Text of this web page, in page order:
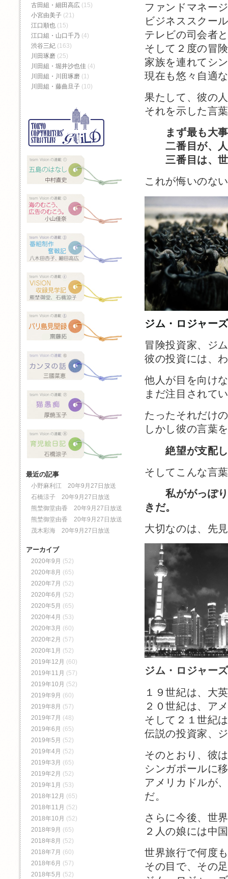
ファンドマネー
ビジネススクー
テレビの司会者
そして２度の冒
家族を連れてシ
現在も悠々自適
果たして、彼の
それを示した言
まず最も大
二番目が、人
三番目は、世
これが悔いのな
ジム・ロジャー
冒険投資家、ジ
彼の投資には、
他人が目を向け
まだ注目されて
たったそれだけ
しかし彼の言葉
絶望が支配
そしてこんな言
私ががっぽ
きだ。
大切なのは、先
ジム・ロジャー
１９世紀は、大
２０世紀は、ア
そして２１世紀
伝説の投資家、
そのとおり、彼
シンガポールに
アメリカドルが
だ。
さらに今後、世
２人の娘には中
世界旅行で何度
その目で、その
古田組・細田高広 (15)
小宮由美子 (21)
江口順也 (15)
江口組・山口千乃 (4)
渋谷三紀 (163)
川田琢磨 (25)
川田組・堀井沙也佳 (4)
川田組・川田琢磨 (1)
川田組・藤曲旦子 (10)
最近の記事
小野麻利江 20年9月27日放送
石橋涼子 20年9月27日放送
熊埜御堂由香 20年9月27日放送
熊埜御堂由香 20年9月27日放送
茂木彩海 20年9月27日放送
アーカイブ
2020年9月 (52)
2020年8月 (65)
2020年7月 (52)
2020年6月 (52)
2020年5月 (65)
2020年4月 (53)
2020年3月 (60)
2020年2月 (57)
2020年1月 (52)
2019年12月 (60)
2019年11月 (57)
2019年10月 (52)
2019年9月 (60)
2019年8月 (57)
2019年7月 (48)
2019年6月 (65)
2019年5月 (52)
2019年4月 (52)
2019年3月 (65)
2019年2月 (52)
2019年1月 (53)
2018年12月 (65)
2018年11月 (52)
2018年10月 (52)
2018年9月 (65)
2018年8月 (52)
2018年7月 (60)
2018年6月 (57)
2018年5月 (52)